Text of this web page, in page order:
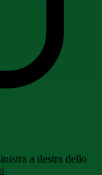
a destra dello